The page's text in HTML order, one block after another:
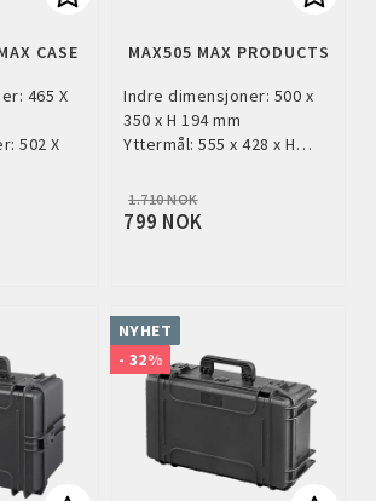
Add to list of favorites
CASE
465 X
502 X
Add
MAX505 MAX PRODUCTS
Indre dimensjoner: 500 x
350 x H 194 mm
Yttermål: 555 x 428 x H…
1.710 NOK
799 NOK
NYHET
- 32%